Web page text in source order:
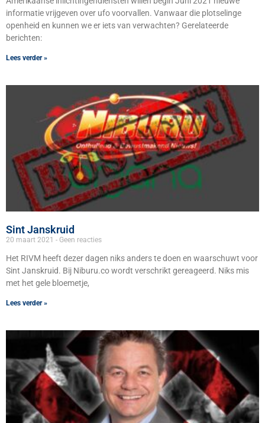
informatie vrijgeven over ufo voorvallen. Vanwaar die plotselinge
openheid en kunnen we er iets van verwachten? Gerelateerde
berichten:
Lees verder »
Sint Janskruid
20 maart 2021 Geen reacties
Het RIVM heeft dezer dagen niks anders te doen en waarschuwt voor
Sint Janskruid. Bij Niburu.co wordt verschrikt gereageerd. Niks mis
met het gele bloemetje,
Lees verder »